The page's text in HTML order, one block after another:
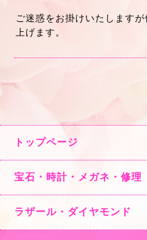
ご迷惑をお掛けいたします
上げます。
トップページ
宝石・時計・メガネ・
ラザール・ダイヤモンド